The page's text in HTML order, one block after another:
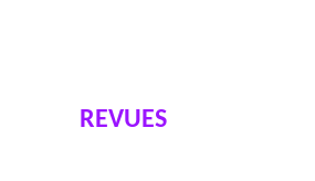
REVUES